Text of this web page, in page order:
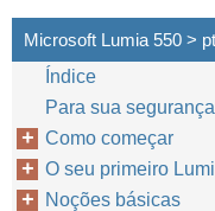
Microsoft Lumia 550 >
Índice
Para sua segurança
Como começar
O seu primeiro
Noções básicas